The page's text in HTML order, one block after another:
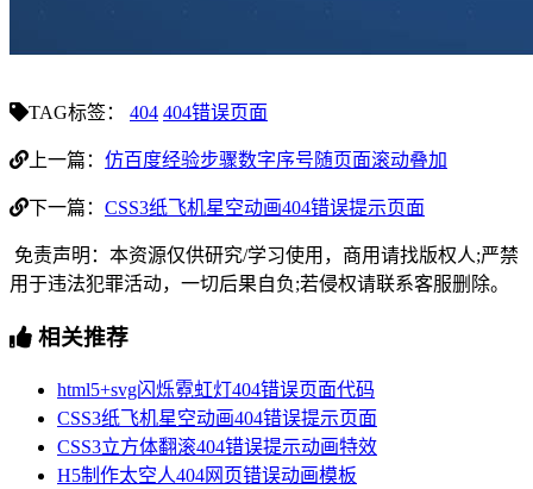
TAG标签： 404 404错误页面
上一篇： 仿百度经验步骤数字序号随页面滚动叠加
下一篇： CSS3纸飞机星空动画404错误提示页面
免责声明：本资源仅供研究/学习使用，商用请找版权人;严禁
用于违法犯罪活动，一切后果自负;若侵权请联系客服删除。
相关推荐
html5+svg闪烁霓虹灯404错误页面代码
CSS3纸飞机星空动画404错误提示页面
CSS3立方体翻滚404错误提示动画特效
H5制作太空人404网页错误动画模板